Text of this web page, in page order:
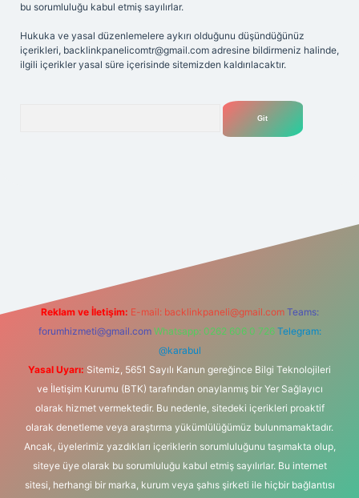
bu sorumluluğu kabul etmiş sayılırlar.
Hukuka ve yasal düzenlemelere aykırı olduğunu düşündüğünüz
içerikleri, backlinkpanelicomtr@gmail.com adresine bildirmeniz halinde,
ilgili içerikler yasal süre içerisinde sitemizden kaldırılacaktır.
Reklam ve İletişim: E-mail: backlinkpaneli@gmail.com Teams:
forumhizmeti@gmail.com Whatsapp: 0262 606 0 726 Telegram:
@karabul
Yasal Uyarı: Sitemiz, 5651 Sayılı Kanun gereğince Bilgi Teknolojileri
ve İletişim Kurumu (BTK) tarafından onaylanmış bir Yer Sağlayıcı
olarak hizmet vermektedir. Bu nedenle, sitedeki içerikleri proaktif
olarak denetleme veya araştırma yükümlülüğümüz bulunmamaktadır.
Ancak, üyelerimiz yazdıkları içeriklerin sorumluluğunu taşımakta olup,
siteye üye olarak bu sorumluluğu kabul etmiş sayılırlar. Bu internet
sitesi, herhangi bir marka, kurum veya şahıs şirketi ile hiçbir bağlantısı